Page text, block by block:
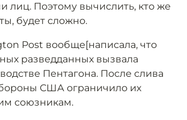
лиц. Поэтому вычислить, кто же
будет сложно.
Post вообще[написала, что
разведданных вызвала
Пентагона. После слива
США ограничило их
союзникам.